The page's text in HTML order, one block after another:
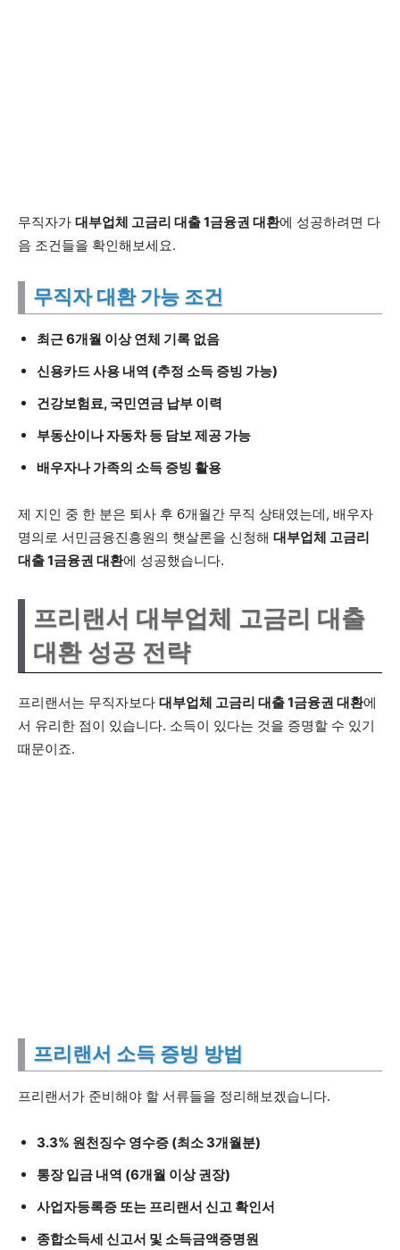
무직자가 대부업체 고금리 대출 1금융권 대환에 성공하려면 다
음 조건들을 확인해보세요.
무직자 대환 가능 조건
최근 6개월 이상 연체 기록 없음
신용카드 사용 내역 (추정 소득 증빙 가능)
건강보험료, 국민연금 납부 이력
부동산이나 자동차 등 담보 제공 가능
배우자나 가족의 소득 증빙 활용
제 지인 중 한 분은 퇴사 후 6개월간 무직 상태였는데, 배우자
명의로 서민금융진흥원의 햇살론을 신청해 대부업체 고금리
대출 1금융권 대환에 성공했습니다.
프리랜서 대부업체 고금리 대출
대환 성공 전략
프리랜서는 무직자보다 대부업체 고금리 대출 1금융권 대환에
서 유리한 점이 있습니다. 소득이 있다는 것을 증명할 수 있기
때문이죠.
프리랜서 소득 증빙 방법
프리랜서가 준비해야 할 서류들을 정리해보겠습니다.
3.3% 원천징수 영수증 (최소 3개월분)
통장 입금 내역 (6개월 이상 권장)
사업자등록증 또는 프리랜서 신고 확인서
종합소득세 신고서 및 소득금액증명원